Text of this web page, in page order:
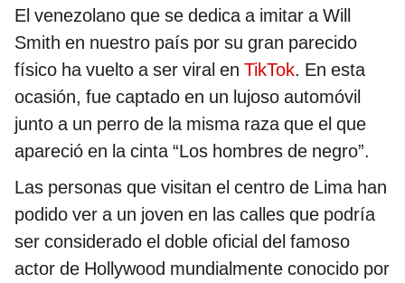
El venezolano que se dedica a imitar a Will
Smith en nuestro país por su gran parecido
físico ha vuelto a ser viral en TikTok. En esta
ocasión, fue captado en un lujoso automóvil
junto a un perro de la misma raza que el que
apareció en la cinta “Los hombres de negro”.
Las personas que visitan el centro de Lima han
podido ver a un joven en las calles que podría
ser considerado el doble oficial del famoso
actor de Hollywood mundialmente conocido por